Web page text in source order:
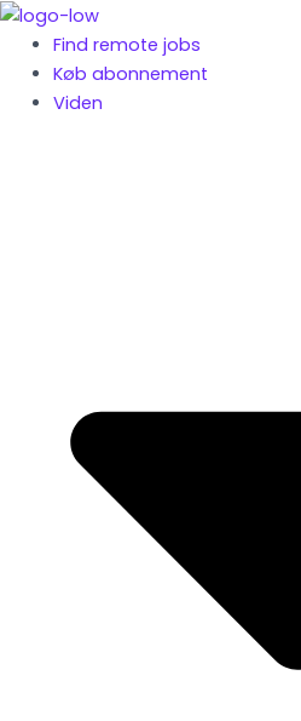
Gå
indholdet
Find remote jobs
Køb abonnement
Viden